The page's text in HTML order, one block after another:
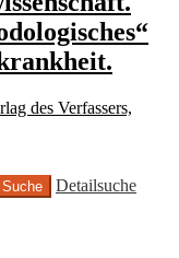
des Verfassers,
Detailsuche